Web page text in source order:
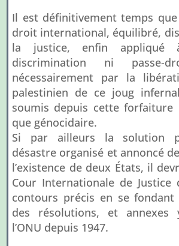
Il est définitivement temps que
droit international, équilibré,
la justice, enfin appliqué
discrimination ni passe-
nécessairement par la
palestinien de ce joug
soumis depuis cette forfaiture
que génocidaire.
Si par ailleurs la solution
désastre organisé et annoncé
l’existence de deux États, il
Cour Internationale de Justice
contours précis en se fondant
des résolutions, et
l’ONU depuis 1947.